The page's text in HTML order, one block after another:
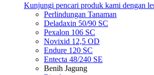
Kunjungi pencari produk kami dengan
Perlindungan Tanaman
Deladaxin 50/90 SC
Pexalon 106 SC
Novixid 12,5 OD
Endure 120 SC
Entecta 48/240 SE
Benih Jagung